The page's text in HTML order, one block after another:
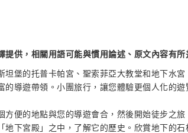
提供，相關用語可能與慣用論述、原文內容有所
坦堡的托普卡帕宮、聖索菲亞大教堂和地下水
的導遊帶領。小團旅行，讓您體驗更個人化的遊
方便的地點與您的導遊會合，然後開始徒步之
地下宮殿」之中，了解它的歷史。欣賞地下的